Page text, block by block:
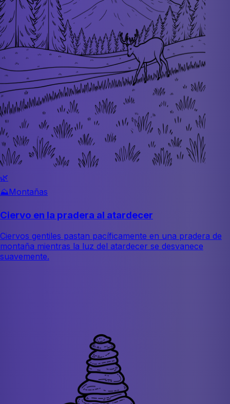
🌿
⛰️Montañas
Ciervo en la pradera al atardecer
Ciervos gentiles pastan pacíficamente en una pradera de
montaña mientras la luz del atardecer se desvanece
suavemente.